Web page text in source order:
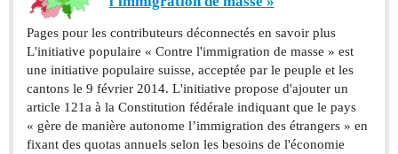
Pages pour les contributeurs déconnectés en savoir plus
L'initiative populaire « Contre l'immigration de masse » est
une initiative populaire suisse, acceptée par le peuple et les
cantons le 9 février 2014. L'initiative propose d'ajouter un
article 121a à la Constitution fédérale indiquant que le pays
« gère de manière autonome l’immigration des étrangers » en
fixant des quotas annuels selon les besoins de l'économie